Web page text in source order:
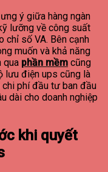
ý giữa hàng ngàn
lưỡng về công suất
chỉ số VA. Bên cạnh
muốn và khả năng
qua phần mềm cũng
lưu điện ups cũng là
phí đầu tư ban đầu
dài cho doanh nghiệp
khi quyết